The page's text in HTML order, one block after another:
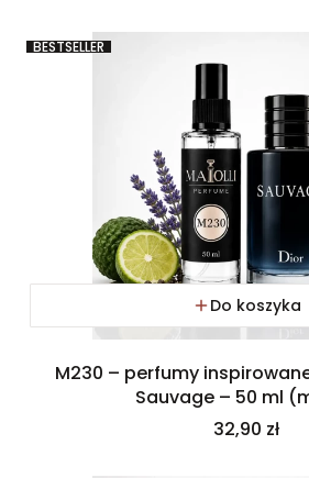
BESTSELLER
Do koszyka
M230 – perfumy
Sauvage – 50 ml
Cena
32,90 zł